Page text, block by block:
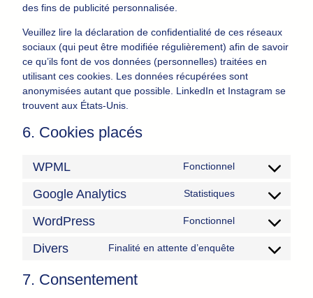
des fins de publicité personnalisée.
Veuillez lire la déclaration de confidentialité de ces réseaux
sociaux (qui peut être modifiée régulièrement) afin de savoir
ce qu’ils font de vos données (personnelles) traitées en
utilisant ces cookies. Les données récupérées sont
anonymisées autant que possible. LinkedIn et Instagram se
trouvent aux États-Unis.
6. Cookies placés
WPML Fonctionnel
Consent
service
Google Analytics Statistiques
Consent
service
google-
WordPress Fonctionnel
Consent
service
Divers Finalité en attente d’enquête
Consent
7. Consentement